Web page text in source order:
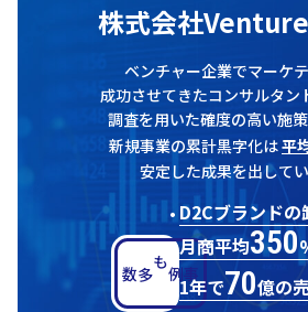
株式会社
ベンチャー企業でマーケ
成功させてきたコンサルタン
調査を用いた確度の高い施
新規事業の累計黒字化は平
安定した成果を出して
事例も
多数
D2Cブランドの
月商平均350
1年で70億の